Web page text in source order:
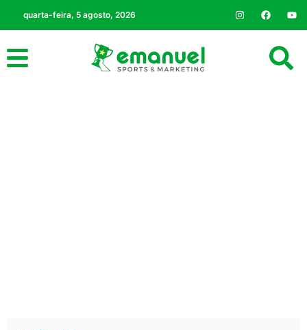
quarta-feira, 5 agosto, 2026